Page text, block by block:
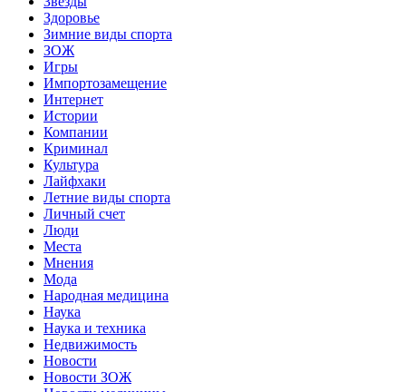
Здоровье
Зимние виды спорта
ЗОЖ
Игры
Импортозамещение
Интернет
Истории
Компании
Криминал
Культура
Лайфхаки
Летние виды спорта
Личный счет
Люди
Места
Мнения
Мода
Народная медицина
Наука
Наука и техника
Недвижимость
Новости
Новости ЗОЖ